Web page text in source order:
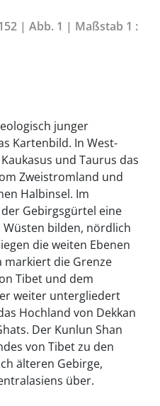
| Abb. 1 | Maßstab 1 :
junger
Kartenbild. In West-
und Taurus das
Zweistromland und
Halbinsel. Im
Gebirgsgürtel eine
bilden, nördlich
die weiten Ebenen
markiert die Grenze
Tibet und dem
weiter untergliedert
Hochland von Dekkan
Der Kunlun Shan
von Tibet zu den
älteren Gebirge,
über.